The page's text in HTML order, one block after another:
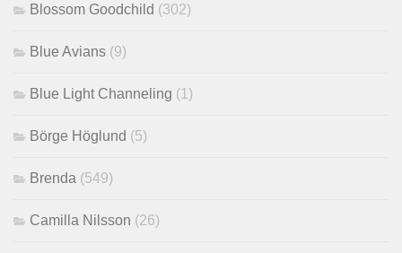
Blossom Goodchild (302)
Blue Avians (9)
Blue Light Channeling (1)
Börge Höglund (5)
Brenda (549)
Camilla Nilsson (26)